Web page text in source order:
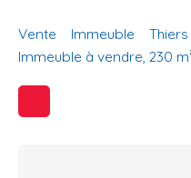
Vente Immeuble
Immeuble à vendre, 230